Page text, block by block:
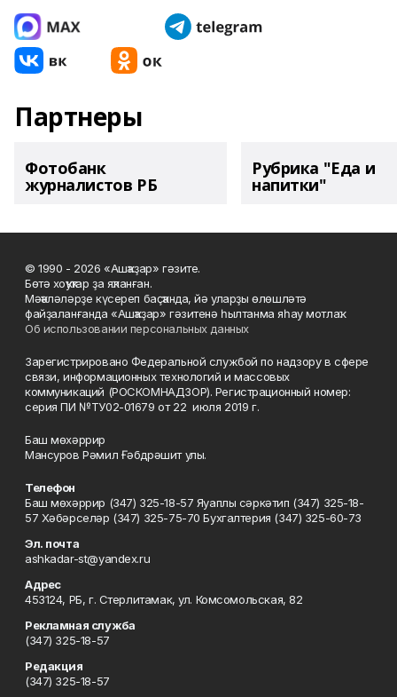
Партнеры
Фотобанк
журналистов РБ
Рубрика "Еда и
напитки"
© 1990 - 2026 «Ашҡаҙар» гәзите.
Бөтә хоҡуҡтар ҙа яҡланған.
Мәҡәләләрҙе күсереп баҫҡанда, йә уларҙы өлөшләтә
файҙаланғанда «Ашҡаҙар» гәзитенә һылтанма яһау мотлаҡ.
Об использовании персональных данных
Зарегистрировано Федеральной службой по надзору в сфере
связи, информационных технологий и массовых
коммуникаций (РОСКОМНАДЗОР). Регистрационный номер:
серия ПИ №ТУ02-01679 от 22 июля 2019 г.
Баш мөхәррир
Мансуров Рәмил Ғәбдрәшит улы.
Телефон
Баш мөхәррир (347) 325-18-57 Яуаплы сәркәтип (347) 325-18-
57 Хәбәрселәр (347) 325-75-70 Бухгалтерия (347) 325-60-73
Эл. почта
ashkadar-st@yandex.ru
Адрес
453124, РБ, г. Стерлитамак, ул. Комсомольская, 82
Рекламная служба
(347) 325-18-57
Редакция
(347) 325-18-57